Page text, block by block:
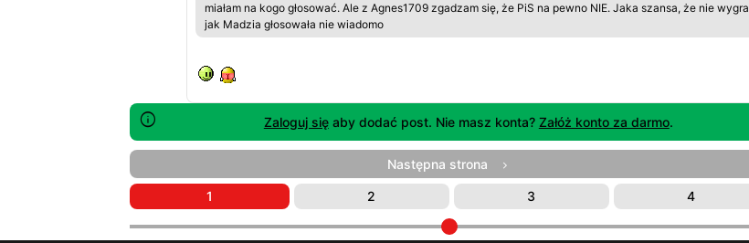
miałam na kogo głosować. Ale z Agnes1709 zgadzam się, że PiS na pewno NIE. Jaka szansa, że nie wygra
jak Madzia głosowała nie wiadomo
Zaloguj sięaby dodać post. Nie masz konta? Załóż konto za darmo.
Następna strona
1 2 3 4